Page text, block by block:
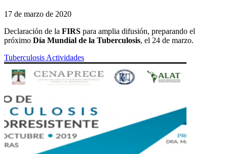
17 de marzo de 2020
Declaración de la FIRS para amplia difusión, preparando el
próximo Día Mundial de la Tuberculosis, el 24 de marzo.
Tuberculosis Actividades